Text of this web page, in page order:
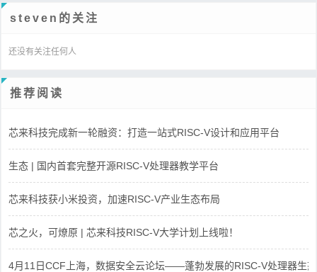
steven的关注
还没有关注任何人
推荐阅读
芯来科技完成新一轮融资：打造一站式RISC-V设计和应用平台
生态 | 国内首套完整开源RISC-V处理器教学平台
芯来科技获小米投资，加速RISC-V产业生态布局
芯之火，可燎原 | 芯来科技RISC-V大学计划上线啦！
4月11日CCF上海，数据安全云论坛——蓬勃发展的RISC-V处理器生态